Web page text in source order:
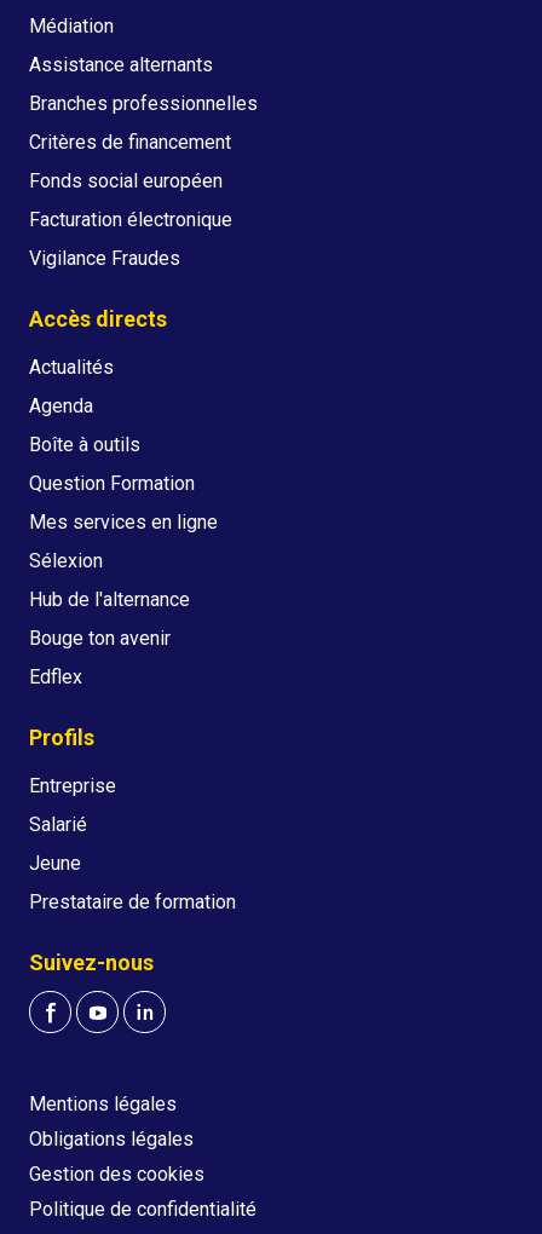
Médiation
Assistance alternants
Branches professionnelles
Critères de financement
Fonds social européen
Facturation électronique
Vigilance Fraudes
Accès directs
Actualités
Agenda
Boîte à outils
Question Formation
Mes services en ligne
Sélexion
Hub de l'alternance
Bouge ton avenir
Edflex
Profils
Entreprise
Salarié
Jeune
Prestataire de formation
Suivez-nous
Mentions légales
Obligations légales
Gestion des cookies
Politique de confidentialité